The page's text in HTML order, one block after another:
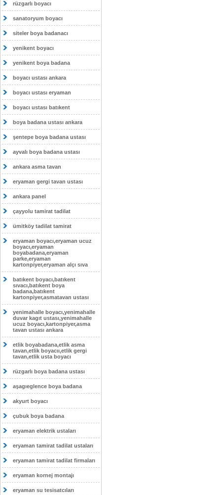
rüzgarlı boyacı
sanatoryum boyacı
siteler boya badanacı
yenikent boyacı
yenikent boya badana
boyacı ustası ankara
boyacı ustası eryaman
boyacı ustası batıkent
boya badana ustası ankara
şentepe boya badana ustası
ayvalı boya badana ustası
ankara asma tavan
eryaman gergi tavan ustası
ankara panel
çayyolu tamirat tadilat
ümitköy tadilat tamirat
eryaman boyacı,eryaman ucuz
boyacı,eryaman
boyabadana,eryaman
parke,eryaman
kartonpiyer,eryaman alçı sıva
batıkent boyacı,batıkent
sıvacı,batıkent boya
badana,batıkent
kartonpiyer,asmatavan ustası
yenimahalle boyacı,yenimahalle
duvar kagıt ustası,yenimahalle
ucuz boyacı,kartonpiyer,asma
tavan ustası ankara
etlik boyabadana,etlik asma
tavan,etlik boyacıı,etlik gergi
tavan,etlik usta boyacı
rüzgarlı boya badana ustası
aşagıeglence boya badana
akyurt boyacı
çubuk boya badana
eryaman elektrik ustaları
eryaman tamirat tadilat ustaları
eryaman tamirat tadilat firmaları
eryaman kornej montajı
eryaman su tesisatcıları